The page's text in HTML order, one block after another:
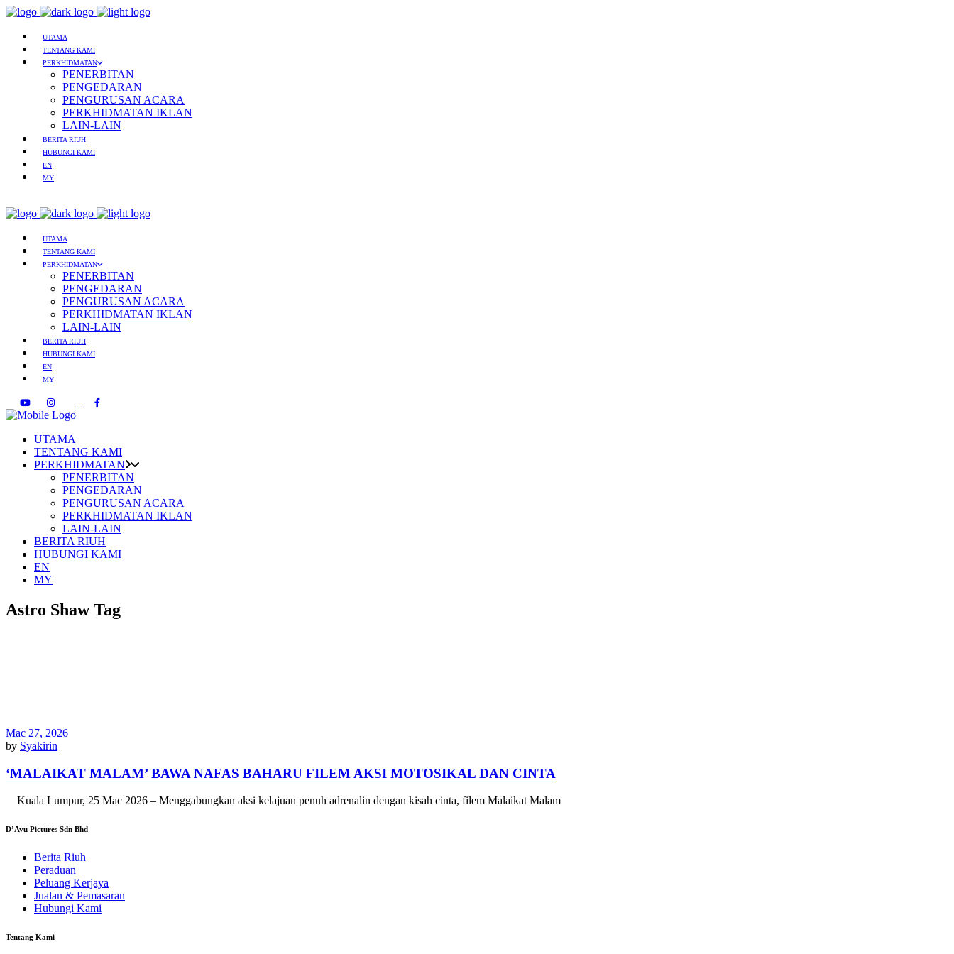
UTAMA
TENTANG KAMI
PERKHIDMATAN
PENERBITAN
PENGEDARAN
PENGURUSAN ACARA
PERKHIDMATAN IKLAN
LAIN-LAIN
BERITA RIUH
HUBUNGI KAMI
EN
MY
UTAMA
TENTANG KAMI
PERKHIDMATAN
PENERBITAN
PENGEDARAN
PENGURUSAN ACARA
PERKHIDMATAN IKLAN
LAIN-LAIN
BERITA RIUH
HUBUNGI KAMI
EN
MY
UTAMA
TENTANG KAMI
PERKHIDMATAN
PENERBITAN
PENGEDARAN
PENGURUSAN ACARA
PERKHIDMATAN IKLAN
LAIN-LAIN
BERITA RIUH
HUBUNGI KAMI
EN
MY
Astro Shaw Tag
Mac 27, 2026
by Syakirin
‘MALAIKAT MALAM’ BAWA NAFAS BAHARU FILEM AKSI MOTOSIKAL DAN CINTA
Kuala Lumpur, 25 Mac 2026 – Menggabungkan aksi kelajuan penuh adrenalin dengan kisah cinta, filem Malaikat Malam
D’Ayu Pictures Sdn Bhd
Berita Riuh
Peraduan
Peluang Kerjaya
Jualan & Pemasaran
Hubungi Kami
Tentang Kami